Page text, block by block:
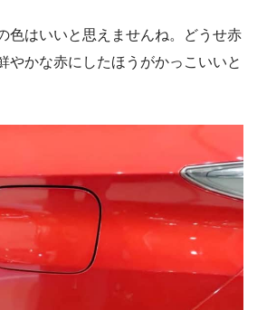
色はいいと思えませんね。どうせ赤
やかな赤にしたほうがかっこいいと